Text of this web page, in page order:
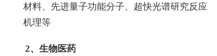
材料、先进量子功能分子、超快光谱研究反应
机理等
2、生物医药